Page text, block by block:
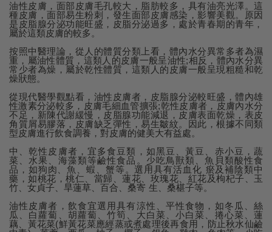
油性皮膚，面部皮膚毛孔較大，脂肪較多，具有油亮光澤。這
種皮膚，面部易生粉刺，發生面部皮膚感染，影響美觀。原因
是皮脂腺分泌功能旺盛，皮脂分泌過多，處於青春期的青年，
屬於這類皮膚的較多。
按照中醫理論，從人的體質分類上看，體內水分異常多者為濕
重，屬油性體質，這類人的皮膚一般呈油性;相反，體內水分異
常少者為燥，屬於乾性體質，這類人的皮膚一般呈現粗糙和乾
燥狀態。
從現代醫學觀點看，油性皮膚者，皮脂腺分泌較旺盛，體內雄
性激素分泌較多，皮膚毛細血管擴張;乾性皮膚者，皮膚內水分
不足，新陳代謝緩慢，皮脂腺功能減退，皮膚表面乾燥，表皮
角質屑易膠落，皮膚缺乏彈性，易生皺紋。因此，根據不同類
型皮膚進行飲食調養，對皮膚的健美大有益處。
中、乾性皮膚者，宜多食豆類，如黑豆、黃豆、赤小豆，蔬
菜、水果、海藻類等鹼性食品。少吃鳥獸類、魚貝類酸性食
品，如狗肉、魚、蝦、蟹等。選用具有活血化 瘀及補陰類中
藥，如桃花，桃仁、當歸、蓮花、玫瑰花、紅花及枸杞子、玉
竹、女貞子、旱蓮草、百合、桑寄 生、桑椹子等。
油性皮膚者，飲食宜選用具有涼性、平性食物，如冬瓜、絲
瓜、白蘿蔔、胡蘿蔔、竹筍、大白菜、小白菜、捲心菜、蓮
藕、黃花菜(鮮黃花菜應經蒸或煮處理後再食用，防止秋水仙鹼